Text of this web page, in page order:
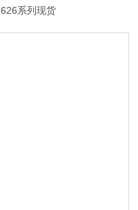
系列现货